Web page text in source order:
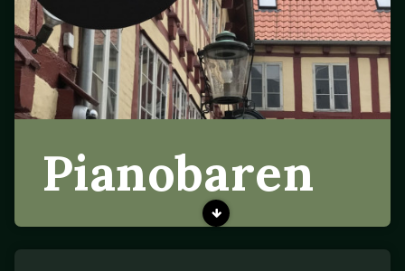
Pianobaren